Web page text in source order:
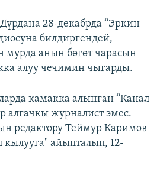
28-декабрда “Эркин
билдиргендей,
мурда анын бөгөт чарасын
алуу чечимин чыгарды.
камакка алынган “Канал
алгачкы журналист эмес.
редактору Теймур Каримов
кылууга" айыпталып, 12-